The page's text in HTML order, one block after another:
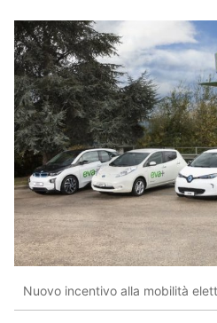
Nuovo incentivo alla mobilità